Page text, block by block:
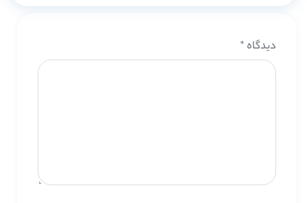
دیدگاه *